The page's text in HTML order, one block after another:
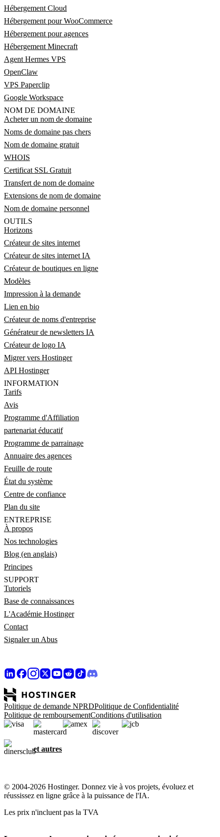
Hébergement Cloud
Hébergement pour WooCommerce
Hébergement pour agences
Hébergement Minecraft
Agent Hermes VPS
OpenClaw
VPS Paperclip
Google Workspace
NOM DE DOMAINE
Acheter un nom de domaine
Noms de domaine pas chers
Nom de domaine gratuit
WHOIS
Certificat SSL Gratuit
Transfert de nom de domaine
Extensions de nom de domaine
Nom de domaine personnel
OUTILS
Horizons
Créateur de sites internet
Créateur de sites internet IA
Créateur de boutiques en ligne
Modèles
Impression à la demande
Lien en bio
Créateur de noms d'entreprise
Générateur de newsletters IA
Créateur de logo IA
Migrer vers Hostinger
API Hostinger
INFORMATION
Tarifs
Avis
Programme d'Affiliation
partenariat éducatif
Programme de parrainage
Annuaire des agences
Feuille de route
État du système
Centre de confiance
Plan du site
ENTREPRISE
À propos
Nos technologies
Blog (en anglais)
Principes
SUPPORT
Tutoriels
Base de connaissances
L'Académie Hostinger
Contact
Signaler un Abus
Politique de demande NPRDPolitique de Confidentialité
Politique de remboursementConditions d'utilisation
et autres
© 2004-2026 Hostinger. Donnez vie à vos projets, évoluez et
réussissez en ligne grâce à la puissance de l'IA.
Les prix n'incluent pas la TVA